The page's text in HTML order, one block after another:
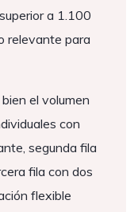
a 1.100
relevante para
el volumen
con
segunda fila
fila con dos
flexible